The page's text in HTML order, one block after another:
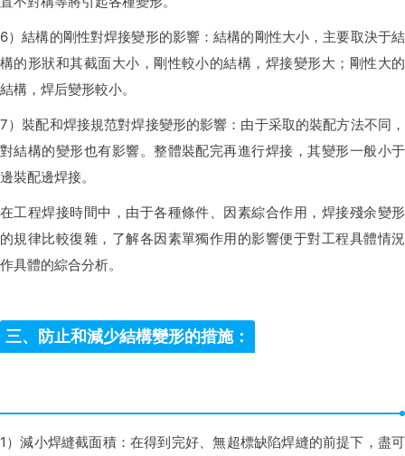
6）結構的剛性對焊接變形的影響：結構的剛性大小，主要取決于結
構的形狀和其截面大小，剛性較小的結構，焊接變形大；剛性大的
結構，焊后變形較小。
7）裝配和焊接規范對焊接變形的影響：由于采取的裝配方法不同，
對結構的變形也有影響。整體裝配完再進行焊接，其變形一般小于
邊裝配邊焊接。
在工程焊接時間中，由于各種條件、因素綜合作用，焊接殘余變形
的規律比較復雜，了解各因素單獨作用的影響便于對工程具體情況
作具體的綜合分析。
三、防止和減少結構變形的措施：
1）減小焊縫截面積：在得到完好、無超標缺陷焊縫的前提下，盡可